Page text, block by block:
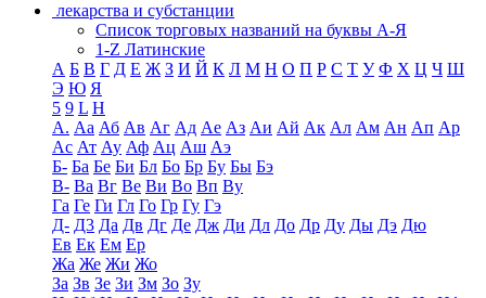
лекарства и субстанции
Список торговых названий на буквы А-Я
1-Z Латинские
А Б В Г Д Е Ж З И Й К Л М Н О П Р С Т У Ф Х Ц Ч Ш
Э Ю Я
5 9 L H
А. Аа Аб Ав Аг Ад Ае Аз Аи Ай Ак Ал Ам Ан Ап Ар
Ас Ат Ау Аф Ац Аш Аэ
Б- Ба Бе Би Бл Бо Бр Бу Бы Бэ
В- Ва Вг Ве Ви Во Вп Ву
Га Ге Ги Гл Го Гр Гу Гэ
Д- Д3 Да Дв Дг Де Дж Ди Дл До Др Ду Ды Дэ Дю
Ев Ек Ем Ер
Жа Же Жи Жо
За Зв Зе Зи Зм Зо Зу